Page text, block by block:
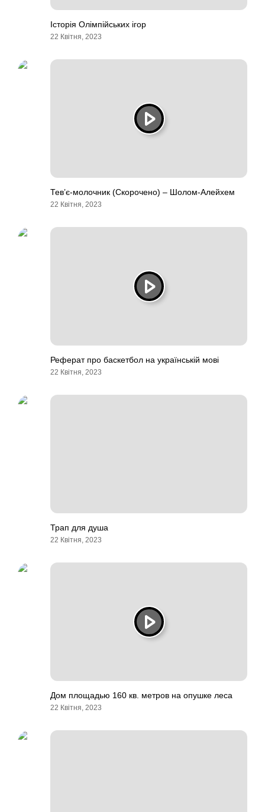
Історія Олімпійських ігор
22 Квітня, 2023
Тев’є-молочник (Скорочено) – Шолом-Алейхем
22 Квітня, 2023
Реферат про баскетбол на українській мові
22 Квітня, 2023
Трап для душа
22 Квітня, 2023
Дом площадью 160 кв. метров на опушке леса
22 Квітня, 2023